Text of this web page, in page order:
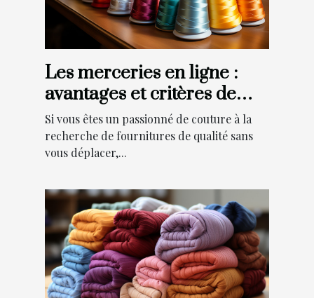
Les merceries en ligne :
avantages et critères de
choix
Si vous êtes un passionné de couture à la
recherche de fournitures de qualité sans
vous déplacer,...